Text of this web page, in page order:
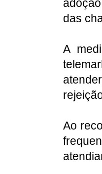
das
A
Ao